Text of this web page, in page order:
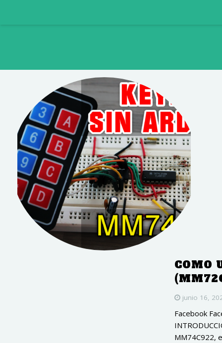
COMO
junio 16,
Facebook
MM74C922,